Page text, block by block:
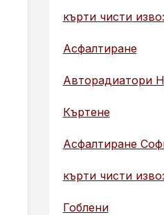
кърти чисти
Асфалтиране
Авторадиатори
Къртене
Асфалтиране
кърти чисти
Гоблени